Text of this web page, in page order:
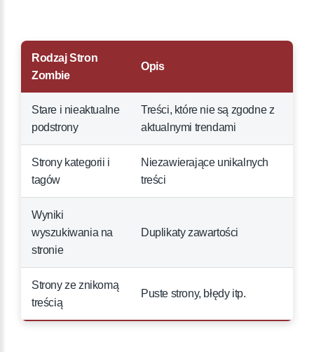
Rodzaj Stron
Zombie
Opis
Stare i nieaktualne
podstrony
Treści, które nie są zgodne z
aktualnymi trendami
Strony kategorii i
tagów
Niezawierające unikalnych
treści
Wyniki
wyszukiwania na
stronie
Duplikaty zawartości
Strony ze znikomą
treścią
Puste strony, błędy itp.